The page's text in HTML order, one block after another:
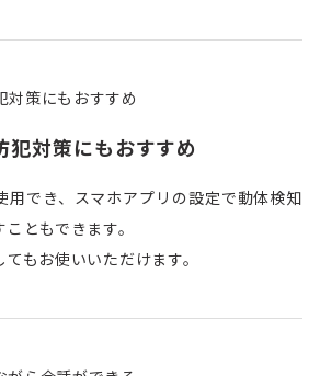
犯対策にもおすすめ
用でき、スマホアプリの設定で動体検知
ともできます。
もお使いいただけます。